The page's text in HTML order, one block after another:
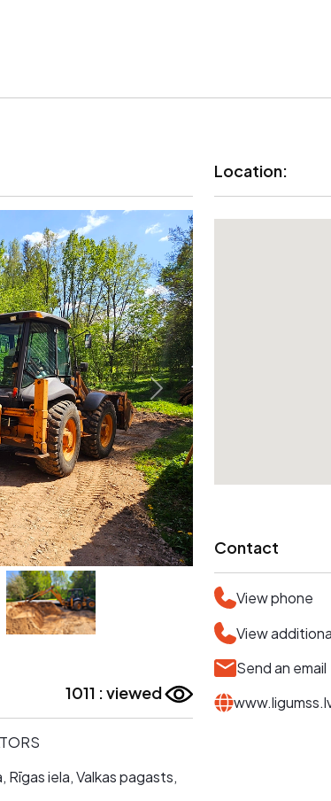
1011 : viewed
Rīgas iela, Valkas pagasts,
Location:
Contact
View phone
View
Send an email